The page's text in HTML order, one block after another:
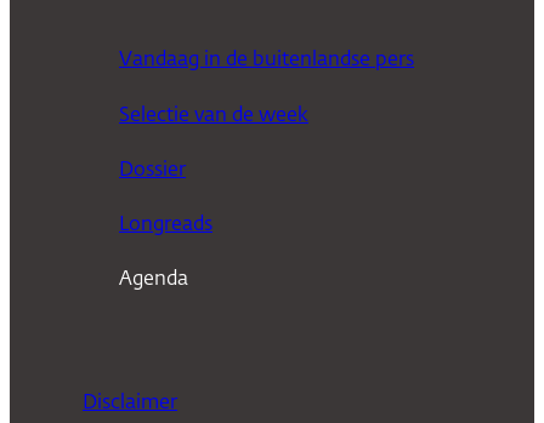
Vandaag in de buitenlandse pers
Selectie van de week
Dossier
Longreads
Agenda
Disclaimer